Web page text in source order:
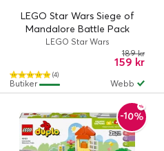
LEGO Star Wars Siege of
Mandalore Battle Pack
75449
LEGO Star Wars
(4)
159 kr
189 kr
Webb
Butiker
-10%